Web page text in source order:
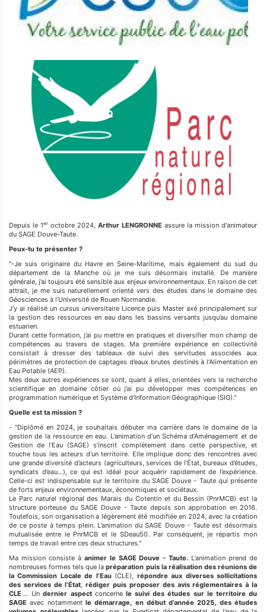
Depuis le 1er octobre 2024, Arthur LENGRONNE assure la mission d'animateur
du SAGE Douve-Taute.
Peux-tu te présenter ?
"-Je suis originaire du Havre en Seine-Maritime, mais également du sud du
département de la Manche où je me suis désormais installé. De manière
générale, j’ai toujours été sensible aux enjeux environnementaux. En raison de cet
attrait, je me suis naturellement orienté vers des études dans le domaine des
Géosciences à l’Université de Rouen Normandie.
J’y ai réalisé un cursus universitaire Licence puis Master axé principalement sur
la gestion des ressources en eau dans les bassins versants jusqu’au domaine
estuarien.
Durant cette formation, j’ai pu mettre en pratiques et diversifier mon champ de
compétences au travers de stages. Ma première expérience en collectivité
consistait à dresser des tableaux de suivi des servitudes associées aux
périmètres de protection de captages d’eaux brutes destinés à l’Alimentation en
Eau Potable (AEP).
Mes deux autres expériences se sont, quant à elles, orientées vers la recherche
scientifique en domaine côtier où j’ai pu développer mes compétences en
programmation numérique et Système d’Information Géographique (SIG)."
Quelle est ta mission ?
- "Diplômé en 2024, je souhaitais débuter ma carrière dans le domaine de la
gestion de la ressource en eau. L’animation d’un Schéma d’Aménagement et de
Gestion de l’Eau (SAGE) s’inscrit complètement dans cette perspective, et
touche tous les acteurs d’un territoire. Elle implique donc des rencontres avec
une grande diversité d’acteurs (agriculteurs, services de l’État, bureaux d’études,
syndicats d’eau…), ce qui est idéal pour acquérir rapidement de l’expérience.
Celle-ci est indispensable sur le territoire du SAGE Douve - Taute qui présente
de forts enjeux environnementaux, économiques et sociétaux.
Le Parc naturel régional des Marais du Cotentin et du Bessin (PnrMCB) est la
structure porteuse du SAGE Douve - Taute depuis son approbation en 2016.
Toutefois, son organisation a légèrement été modifiée en 2024, avec la création
de ce poste à temps plein. L’animation du SAGE Douve - Taute est désormais
mutualisée entre le PnrMCB et le SDeau50. Par conséquent, je répartis mon
temps de travail entre ces deux structures."
Ma mission consiste à animer le SAGE Douve - Taute. L’animation prend de
nombreuses formes tels que lapréparation puis la réalisation des réunions de
la Commission Locale de l’Eau(CLE), répondre aux diverses sollicitations
des services de l’État,rédiger puis proposer des avis réglementaires à la
CLE…. Undernier aspectconcerne le suivi des études sur le territoire du
SAGEavec notammentle démarrage, en début d’année 2025, des études